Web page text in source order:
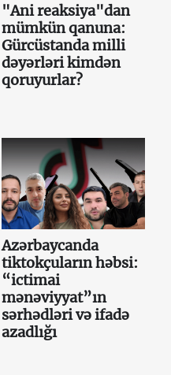
"Ani reaksiya"dan
mümkün qanuna:
Gürcüstanda milli
dəyərləri kimdən
qoruyurlar?
Azərbaycanda
tiktokçuların həbsi:
“ictimai
mənəviyyat”ın
sərhədləri və ifadə
azadlığı